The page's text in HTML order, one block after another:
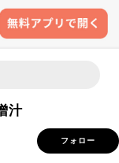
汁
フォロー